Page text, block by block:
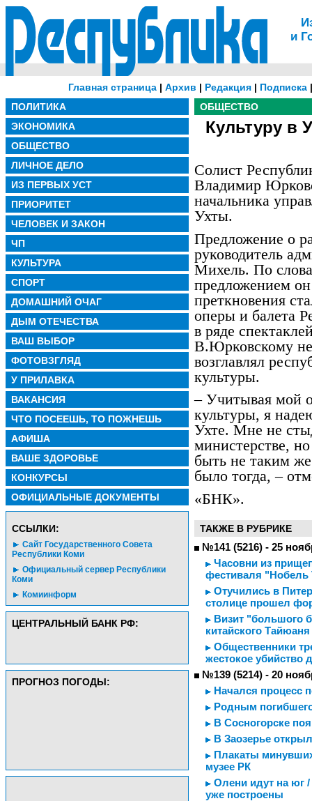
и
Главная страница | Архив | Редакция | Подписка
ПОЛИТИКА
ЭКОНОМИКА
ОБЩЕСТВО
ЛИЧНОЕ ДЕЛО
ИЗ ПЕРВЫХ УСТ
ПРИОРИТЕТ
ЧЕЛОВЕК И ЗАКОН
ЧП
КУЛЬТУРА
СПОРТ
ДОМАШНИЙ ОЧАГ
ДЫМ ОТЕЧЕСТВА
ВАШ ВЫБОР
ФОТОВЗГЛЯД
У ПРИЛАВКА
ВАКАНСИЯ
ЧТО ПОСЕЕШЬ, ТО ПОЖНЕШЬ
АФИША
ВАШЕ ЗДОРОВЬЕ
КОНКУРСЫ
ОФИЦИАЛЬНЫЕ ДОКУМЕНТЫ
CСЫЛКИ:
Сайт Государственного Совета
Республики Коми
Официальный сервер Республики
Коми
Комиинформ
ЦЕНТРАЛЬНЫЙ БАНК РФ:
ПРОГНОЗ ПОГОДЫ:
ОБЩЕСТВО
Культуру в
Солист
Владимир
начальника
Ухты.
Предложение о
руководитель
Михель. По
предложением
преткновения
оперы и балета
в ряде
В.Юрковскому не
возглавлял
культуры.
– Учитывая мой
культуры, я
Ухте. Мне не
министерстве,
быть не таким
было тогда, –
«БНК».
ТАКЖЕ В РУБРИКЕ
№141 (5216) - 25
Часовни из
фестиваля "Нобель
Отучились в
столице прошел
Визит "большого
китайского Тайюаня
Общественники
жестокое убийство
№139 (5214) - 20
Начался процесс
Родным
В Сосногорске
В Заозерье
Плакаты
музее РК
Олени идут на юг
уже построены